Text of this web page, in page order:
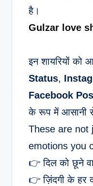
है।
Gulzar love
इन शायरियों को
Status,
Facebook
के रूप में आसानी
These are not
emotions you
👉 दिल को छूने
👉 ज़िंदगी के हर